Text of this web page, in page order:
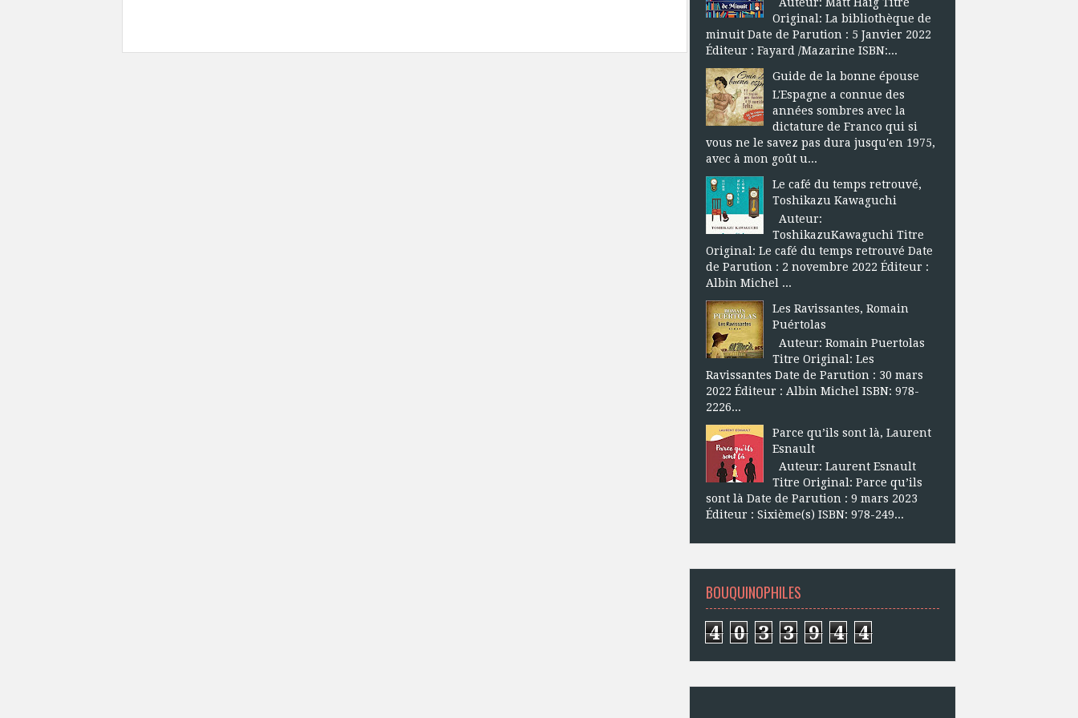
Original: La bibliothèque de
minuit Date de Parution : 5 Janvier 2022
Éditeur : Fayard /Mazarine ISBN:...
Guide de la bonne épouse
L'Espagne a connue des
années sombres avec la
dictature de Franco qui si
vous ne le savez pas dura jusqu'en 1975,
avec à mon goût u...
Le café du temps retrouvé,
Toshikazu Kawaguchi
Auteur:
ToshikazuKawaguchi Titre
Original: Le café du temps retrouvé Date
de Parution : 2 novembre 2022 Éditeur :
Albin Michel ...
Les Ravissantes, Romain
Puértolas
Auteur: Romain Puertolas
Titre Original: Les
Ravissantes Date de Parution : 30 mars
2022 Éditeur : Albin Michel ISBN: 978-
2226...
Parce qu’ils sont là, Laurent
Esnault
Auteur: Laurent Esnault
Titre Original: Parce qu’ils
sont là Date de Parution : 9 mars 2023
Éditeur : Sixième(s) ISBN: 978-249...
BOUQUINOPHILES
4 0 3 3 9 4 4